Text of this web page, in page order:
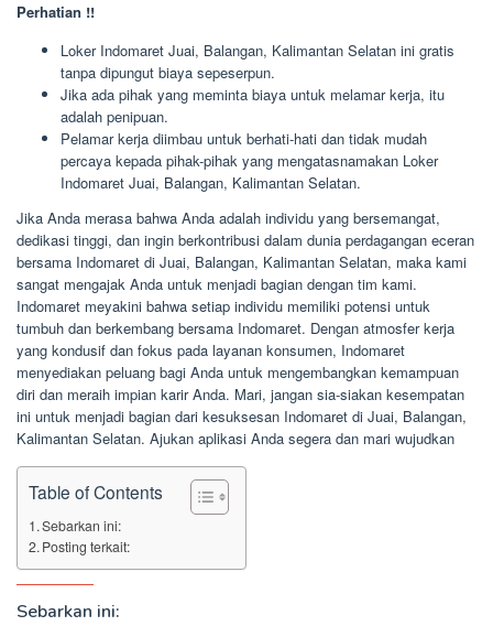
Perhatian !!
Loker Indomaret Juai, Balangan, Kalimantan Selatan ini gratis
tanpa dipungut biaya sepeserpun.
Jika ada pihak yang meminta biaya untuk melamar kerja, itu
adalah penipuan.
Pelamar kerja diimbau untuk berhati-hati dan tidak mudah
percaya kepada pihak-pihak yang mengatasnamakan Loker
Indomaret Juai, Balangan, Kalimantan Selatan.
Jika Anda merasa bahwa Anda adalah individu yang bersemangat,
dedikasi tinggi, dan ingin berkontribusi dalam dunia perdagangan eceran
bersama Indomaret di Juai, Balangan, Kalimantan Selatan, maka kami
sangat mengajak Anda untuk menjadi bagian dengan tim kami.
Indomaret meyakini bahwa setiap individu memiliki potensi untuk
tumbuh dan berkembang bersama Indomaret. Dengan atmosfer kerja
yang kondusif dan fokus pada layanan konsumen, Indomaret
menyediakan peluang bagi Anda untuk mengembangkan kemampuan
diri dan meraih impian karir Anda. Mari, jangan sia-siakan kesempatan
ini untuk menjadi bagian dari kesuksesan Indomaret di Juai, Balangan,
Kalimantan Selatan. Ajukan aplikasi Anda segera dan mari wujudkan
Table of Contents
Sebarkan ini:
Posting terkait:
Sebarkan ini: